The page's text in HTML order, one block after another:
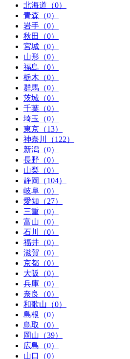
北海道（0）
青森（0）
岩手（0）
秋田（0）
宮城（0）
山形（0）
福島（0）
栃木（0）
群馬（0）
茨城（0）
千葉（0）
埼玉（0）
東京（13）
神奈川（122）
新潟（0）
長野（0）
山梨（0）
静岡（104）
岐阜（0）
愛知（27）
三重（0）
富山（0）
石川（0）
福井（0）
滋賀（0）
京都（0）
大阪（0）
兵庫（0）
奈良（0）
和歌山（0）
島根（0）
鳥取（0）
岡山（39）
広島（0）
山口（0）